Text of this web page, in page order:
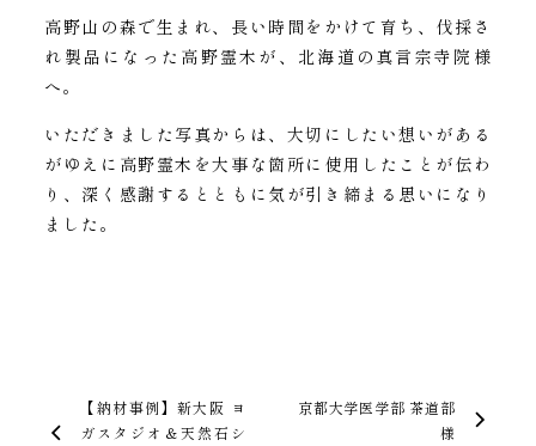
高野山の森で生まれ、長い時間をかけて育ち、伐採さ
れ製品になった高野霊木が、北海道の真言宗寺院様
へ。
いただきました写真からは、大切にしたい想いがある
がゆえに高野霊木を大事な箇所に使用したことが伝わ
り、深く感謝するとともに気が引き締まる思いになり
ました。
【納材事例】新大阪 ヨ
ガスタジオ＆天然石シ
京都大学医学部 茶道部
様